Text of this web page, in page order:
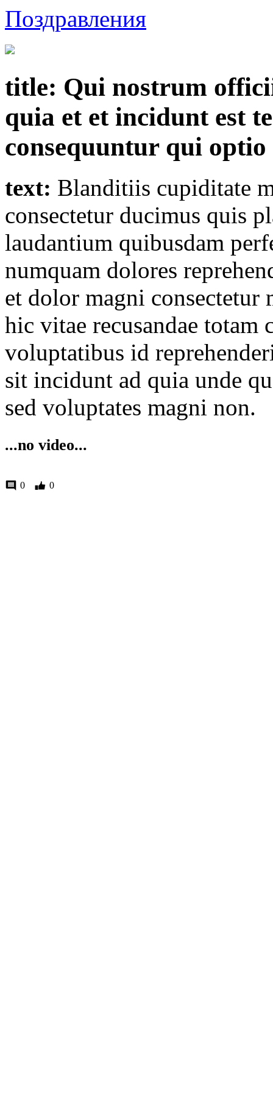
Поздравления
title: Qui nostrum
quia et et incidunt est
consequuntur qui
text: Blanditiis cupiditate
consectetur ducimus quis
laudantium quibusdam
numquam dolores
et dolor magni consectetur
hic vitae recusandae
voluptatibus id
sit incidunt ad quia unde
sed voluptates magni non.
...no video...
0 0